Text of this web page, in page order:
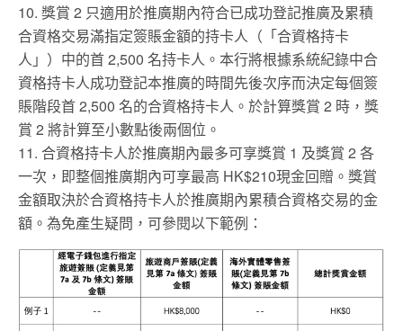
10. 獎賞 2 只適用於推廣期內符合已成功登記推廣及累積
合資格交易滿指定簽賬金額的持卡人（「合資格持卡
人」）中的首 2,500 名持卡人。本行將根據系統紀錄中合
資格持卡人成功登記本推廣的時間先後次序而決定每個簽
賬階段首 2,500 名的合資格持卡人。於計算獎賞 2 時，獎
賞 2 將計算至小數點後兩個位。
11. 合資格持卡人於推廣期內最多可享獎賞 1 及獎賞 2 各
一次，即整個推廣期內可享最高 HK$210現金回贈。獎賞
金額取決於合資格持卡人於推廣期內累積合資格交易的金
額。為免產生疑問，可參閱以下範例：